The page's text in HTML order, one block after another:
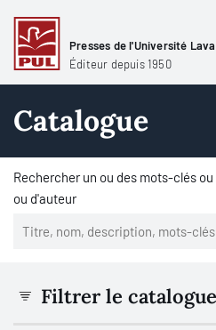
Presses de l'Université
Éditeur depuis 1950
Catalogue
Rechercher un ou des mots-clés
ou d'auteur
Filtrer le catalogue